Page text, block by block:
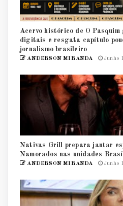
Acervo histórico de O Pasquim
digitais e resgata capítulo
jornalismo brasileiro
ANDERSON MIRANDA Junho
Nativas Grill prepara jantar
Namorados nas unidades
ANDERSON MIRANDA Junho